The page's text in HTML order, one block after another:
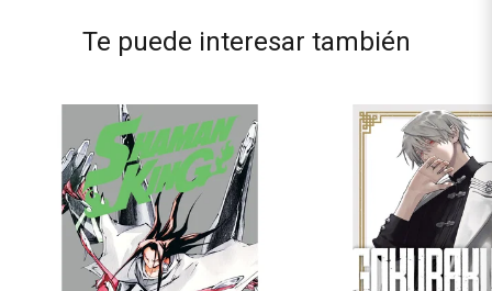
Te puede interesar también